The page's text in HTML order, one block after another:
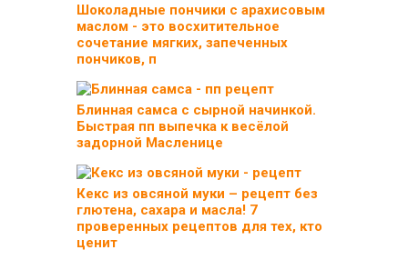
Шоколадные пончики с арахисовым
маслом - это восхитительное
сочетание мягких, запеченных
пончиков, п
Блинная самса с сырной начинкой.
Быстрая пп выпечка к весёлой
задорной Масленице
Кекс из овсяной муки – рецепт без
глютена, сахара и масла! 7
проверенных рецептов для тех, кто
ценит